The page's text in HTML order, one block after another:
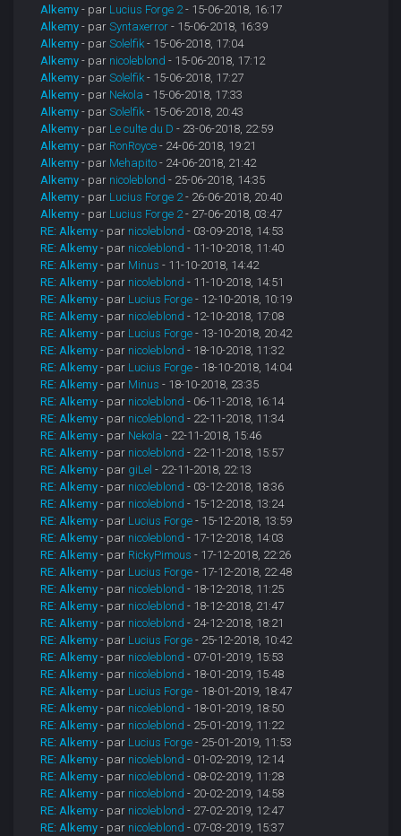
Alkemy - par Lucius Forge 2- 15-06-2018, 16:17
Alkemy - parSyntaxerror - 15-06-2018, 16:39
Alkemy - parSolelfik - 15-06-2018, 17:04
Alkemy - par nicoleblond - 15-06-2018, 17:12
Alkemy - parSolelfik - 15-06-2018, 17:27
Alkemy - par Nekola - 15-06-2018, 17:33
Alkemy - parSolelfik - 15-06-2018, 20:43
Alkemy - par Le culte du D - 23-06-2018, 22:59
Alkemy - par RonRoyce - 24-06-2018, 19:21
Alkemy - par Mehapito - 24-06-2018, 21:42
Alkemy - par nicoleblond - 25-06-2018, 14:35
Alkemy - par Lucius Forge 2- 26-06-2018, 20:40
Alkemy - par Lucius Forge 2- 27-06-2018, 03:47
RE: Alkemy - par nicoleblond - 03-09-2018, 14:53
RE: Alkemy - par nicoleblond - 11-10-2018, 11:40
RE: Alkemy - par Minus - 11-10-2018, 14:42
RE: Alkemy - par nicoleblond - 11-10-2018, 14:51
RE: Alkemy - par Lucius Forge - 12-10-2018, 10:19
RE: Alkemy - par nicoleblond - 12-10-2018, 17:08
RE: Alkemy - par Lucius Forge - 13-10-2018, 20:42
RE: Alkemy - par nicoleblond - 18-10-2018, 11:32
RE: Alkemy - par Lucius Forge - 18-10-2018, 14:04
RE: Alkemy - par Minus - 18-10-2018, 23:35
RE: Alkemy - par nicoleblond - 06-11-2018, 16:14
RE: Alkemy - par nicoleblond - 22-11-2018, 11:34
RE: Alkemy - par Nekola - 22-11-2018, 15:46
RE: Alkemy - par nicoleblond - 22-11-2018, 15:57
RE: Alkemy - par giLel - 22-11-2018, 22:13
RE: Alkemy - par nicoleblond - 03-12-2018, 18:36
RE: Alkemy - par nicoleblond - 15-12-2018, 13:24
RE: Alkemy - par Lucius Forge - 15-12-2018, 13:59
RE: Alkemy - par nicoleblond - 17-12-2018, 14:03
RE: Alkemy - par RickyPimous - 17-12-2018, 22:26
RE: Alkemy - par Lucius Forge - 17-12-2018, 22:48
RE: Alkemy - par nicoleblond - 18-12-2018, 11:25
RE: Alkemy - par nicoleblond - 18-12-2018, 21:47
RE: Alkemy - par nicoleblond - 24-12-2018, 18:21
RE: Alkemy - par Lucius Forge - 25-12-2018, 10:42
RE: Alkemy - par nicoleblond - 07-01-2019, 15:53
RE: Alkemy - par nicoleblond - 18-01-2019, 15:48
RE: Alkemy - par Lucius Forge - 18-01-2019, 18:47
RE: Alkemy - par nicoleblond - 18-01-2019, 18:50
RE: Alkemy - par nicoleblond - 25-01-2019, 11:22
RE: Alkemy - par Lucius Forge - 25-01-2019, 11:53
RE: Alkemy - par nicoleblond - 01-02-2019, 12:14
RE: Alkemy - par nicoleblond - 08-02-2019, 11:28
RE: Alkemy - par nicoleblond - 20-02-2019, 14:58
RE: Alkemy - par nicoleblond - 27-02-2019, 12:47
RE: Alkemy - par nicoleblond - 07-03-2019, 15:37